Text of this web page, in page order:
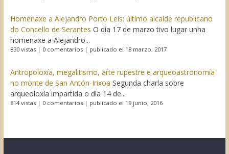
Homenaxe a Alejandro Porto Leis: último alcalde republicano
do Concello de Serantes O día 17 de marzo tivo lugar unha
homenaxe a Alejandro...
830 vistas| 0 comentarios| publicado el 18 marzo, 2017
Antropoloxía, megalitismo, arte rupestre e arqueoastronomía
no monte de San Antón-Irixoa Segunda charla sobre
arqueoloxía impartida o día 14 de...
814 vistas| 0 comentarios| publicado el 19 junio, 2016